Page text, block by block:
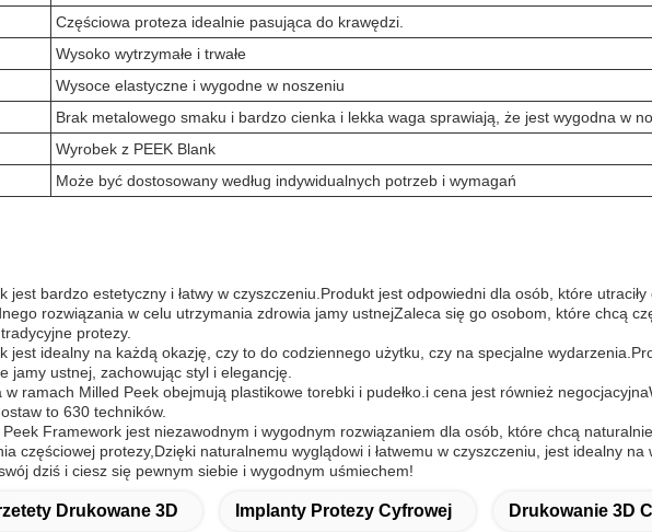
Częściowa proteza idealnie pasująca do krawędzi.
Wysoko wytrzymałe i trwałe
Wysoce elastyczne i wygodne w noszeniu
Brak metalowego smaku i bardzo cienka i lekka waga sprawiają, że jest wygodna w
Wyrobek z PEEK Blank
Może być dostosowany według indywidualnych potrzeb i wymagań
jest bardzo estetyczny i łatwy w czyszczeniu.Produkt jest odpowiedni dla osób, które
rozwiązania w celu utrzymania zdrowia jamy ustnejZaleca się go osobom, które chcą
protezy.
jest idealny na każdą okazję, czy to do codziennego użytku, czy na specjalne
jamy ustnej, zachowując styl i elegancję.
w ramach Milled Peek obejmują plastikowe torebki i pudełko.i cena jest również
to 630 techników.
Framework jest niezawodnym i wygodnym rozwiązaniem dla osób, które chcą
częściowej protezy,Dzięki naturalnemu wyglądowi i łatwemu w czyszczeniu, jest idealny na
dziś i ciesz się pewnym siebie i wygodnym uśmiechem!
Drukowane 3D Implanty Protezy Cyfrowej Drukowanie 3D